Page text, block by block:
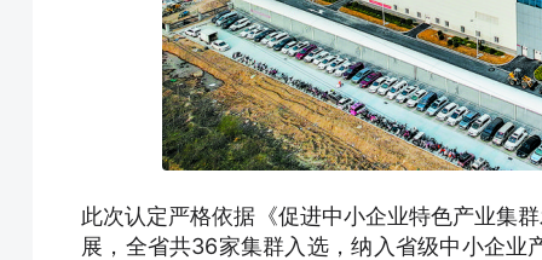
此次认定严格依据《促进中小企业特色产业集
展，全省共36家集群入选，纳入省级中小企